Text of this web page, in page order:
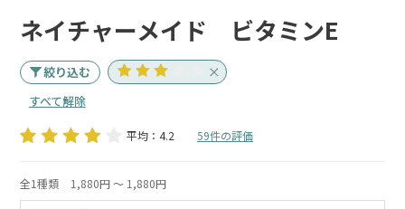
ネイチャーメイド ビタミンE
絞り込む
すべて解除
平均：4.2 59件の評価
全1種類 1,880円 ～ 1,880円